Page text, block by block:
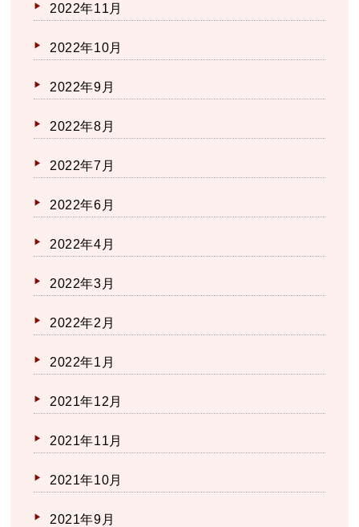
2022年11月
2022年10月
2022年9月
2022年8月
2022年7月
2022年6月
2022年4月
2022年3月
2022年2月
2022年1月
2021年12月
2021年11月
2021年10月
2021年9月